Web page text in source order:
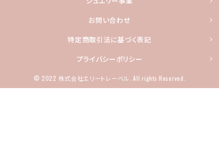
お問い合わせ
特定商取引法に基づく表記
プライバシーポリシー
© 2022 株式会社エリートレーベル. All rights Reserved.